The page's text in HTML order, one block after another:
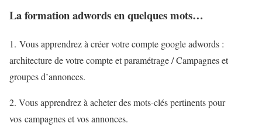
La formation adwords en quelques mots…
1. Vous apprendrez à créer votre compte google adwords :
architecture de votre compte et paramétrage / Campagnes et
groupes d’annonces.
2. Vous apprendrez à acheter des mots-clés pertinents pour
vos campagnes et vos annonces.